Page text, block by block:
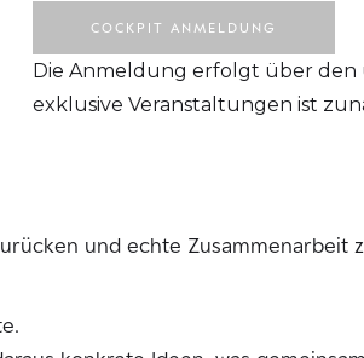
COCKPIT ANMELDUNG
Die Anmeldung erfolgt über den
exklusive Veranstaltungen ist
und echte